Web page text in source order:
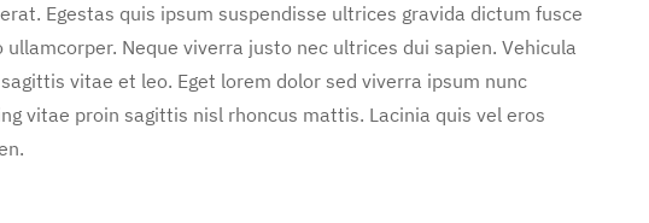
Egestas quis ipsum suspendisse ultrices gravida dictum fusce
Neque viverra justo nec ultrices dui sapien. Vehicula
vitae et leo. Eget lorem dolor sed viverra ipsum nunc
vitae proin sagittis nisl rhoncus mattis. Lacinia quis vel eros